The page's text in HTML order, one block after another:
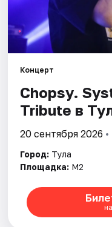
События
Площадки
Артисты
Концерт
Chopsy.
Tribute в
20 сентября 2026
Город: Тула
Площадка: М2